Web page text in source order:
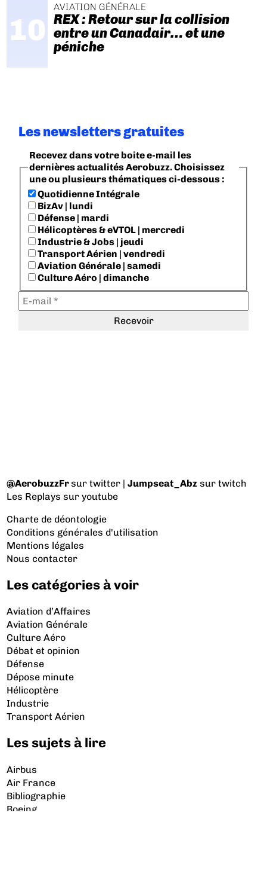
AVIATION GÉNÉRALE
REX : Retour sur la collision
entre un Canadair… et une
péniche
Les newsletters gratuites
Recevez dans votre boite e-mail les
dernières actualités Aerobuzz. Choisissez
une ou plusieurs thématiques ci-dessous :
Quotidienne Intégrale
BizAv | lundi
Défense | mardi
Hélicoptères & eVTOL | mercredi
Industrie & Jobs | jeudi
Transport Aérien | vendredi
Aviation Générale | samedi
Culture Aéro | dimanche
@AerobuzzFrsur twitter |Jumpseat_Abz sur twitch
Les Replays sur youtube
Charte de déontologie
Conditions générales d'utilisation
Mentions légales
Nous contacter
Les catégories à voir
Aviation d’Affaires
Aviation Générale
Culture Aéro
Débat et opinion
Défense
Dépose minute
Hélicoptère
Industrie
Transport Aérien
Les sujets à lire
Airbus
Air France
Bibliographie
Boeing